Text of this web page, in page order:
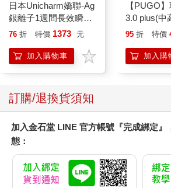
日本Unicharm嬌聯-Ag
銀離子1週間長效瞬吸
乾爽寵物消臭大師貓尿
防滲漏貓尿布/可觀察
尿色貓潔墊補充包/本
76 折 特價 1373 元
加入購物車
【PUGO
3.0 plus(中
綠 全新進
95 折 特價
加入購
訂購/退換貨須知
加入金石堂 LINE 官方帳號『完成綁定』
態：